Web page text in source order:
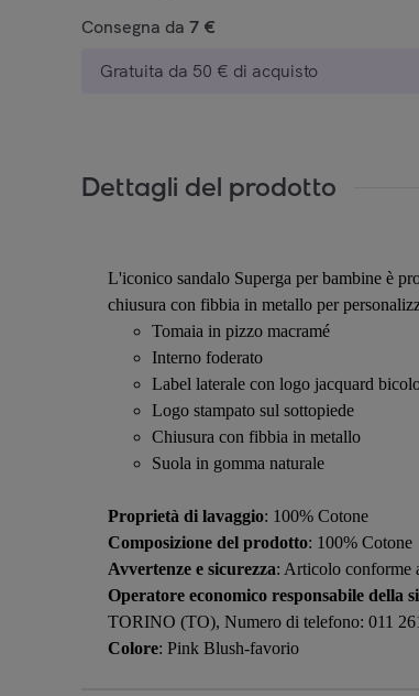
Consegna da 7 €
Gratuita da 50 € di acquisto
Dettagli del prodotto
L'iconico sandalo Superga per bambine è
chiusura con fibbia in metallo per
Tomaia in pizzo macramé
Interno foderato
Label laterale con logo jacquard
Logo stampato sul sottopiede
Chiusura con fibbia in metallo
Suola in gomma naturale
Proprietà di lavaggio: 100% Cotone
Composizione del prodotto: 100% Cotone
Avvertenze e sicurezza: Articolo conforme
Operatore economico responsabile della
TORINO (TO), Numero di telefono: 011
Colore: Pink Blush-favorio